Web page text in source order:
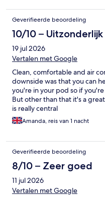
Geverifieerde beoordeling
10/10 – Uitzonderlijk
19 jul 2026
Vertalen met Google
Clean, comfortable and air
downside was that you can
you're in your pod so if
But other than that it's a
is really central
Amanda, reis van 1 nacht
Geverifieerde beoordeling
8/10 – Zeer goed
11 jul 2026
Vertalen met Google